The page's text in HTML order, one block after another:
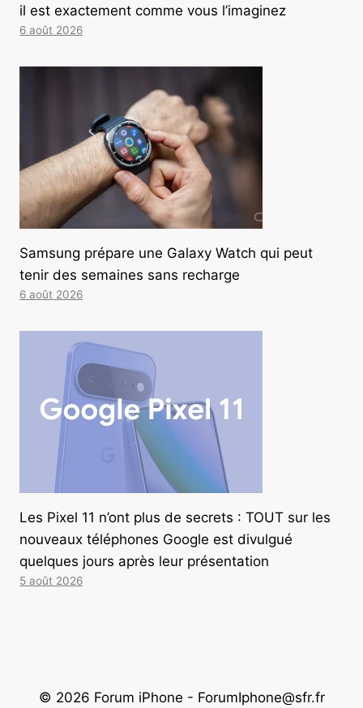
il est exactement comme vous l’imaginez
6 août 2026
Samsung prépare une Galaxy Watch qui peut
tenir des semaines sans recharge
6 août 2026
Les Pixel 11 n’ont plus de secrets : TOUT sur les
nouveaux téléphones Google est divulgué
quelques jours après leur présentation
5 août 2026
© 2026 Forum iPhone - ForumIphone@sfr.fr